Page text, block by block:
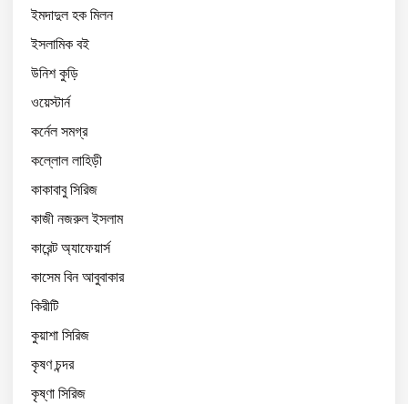
ইমদাদুল হক মিলন
ইসলামিক বই
উনিশ কুড়ি
ওয়েস্টার্ন
কর্নেল সমগ্র
কল্লোল লাহিড়ী
কাকাবাবু সিরিজ
কাজী নজরুল ইসলাম
কারেন্ট অ্যাফেয়ার্স
কাসেম বিন আবুবাকার
কিরীটি
কুয়াশা সিরিজ
কৃষণ চন্দর
কৃষ্ণা সিরিজ